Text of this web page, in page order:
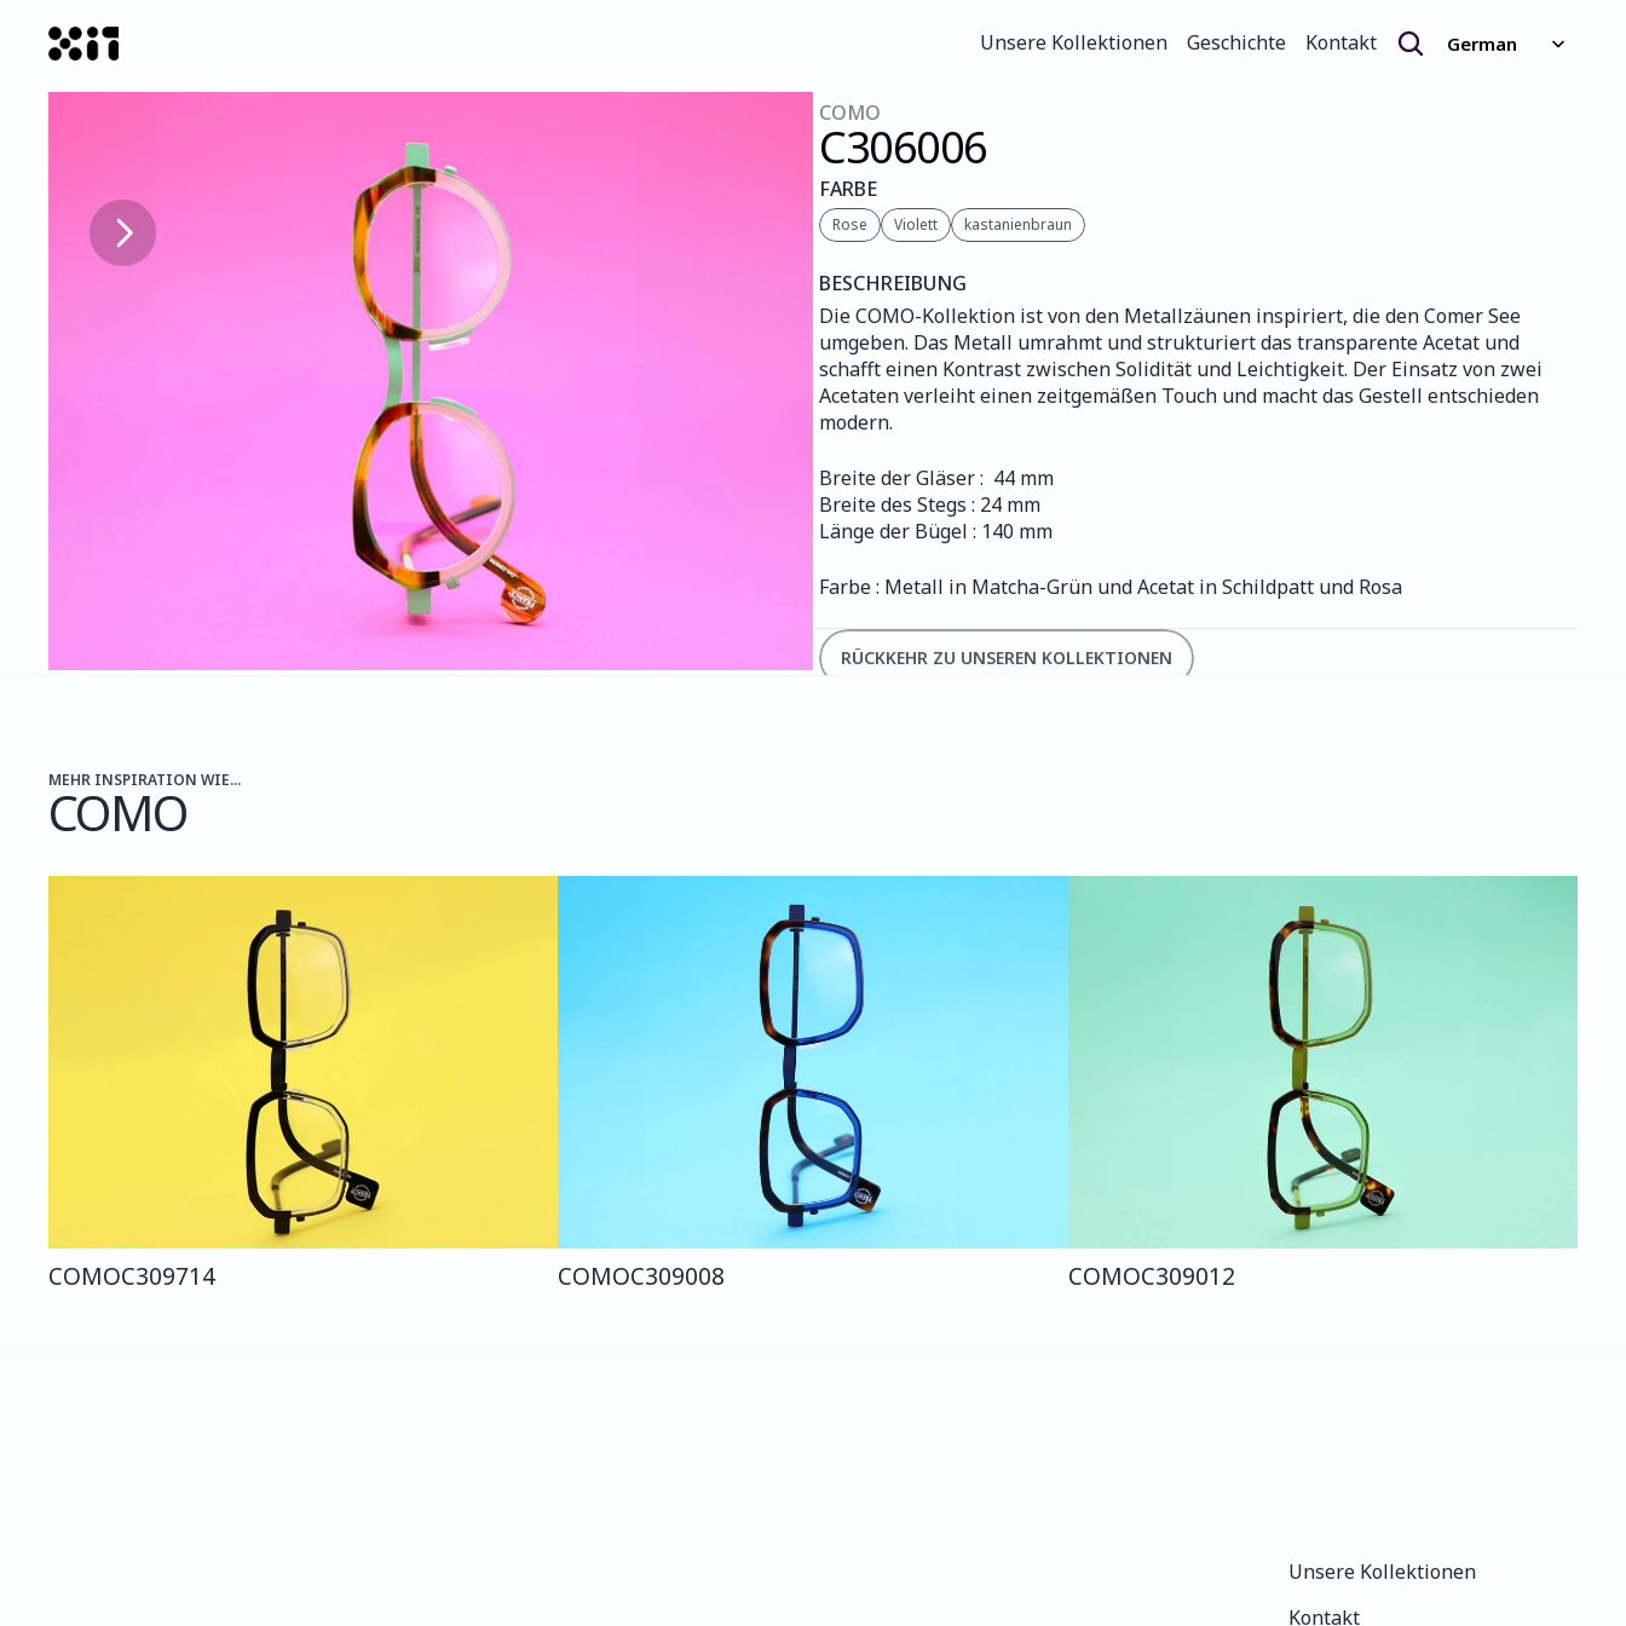
Unsere Kollektionen
Geschichte
Kontakt
German
COMO
C306006
FARBE
Rose Violett kastanienbraun
BESCHREIBUNG
Die COMO-Kollektion ist von den Metallzäunen inspiriert, die den Comer See
umgeben. Das Metall umrahmt und strukturiert das transparente Acetat und
schafft einen Kontrast zwischen Solidität und Leichtigkeit. Der Einsatz von zwei
Acetaten verleiht einen zeitgemäßen Touch und macht das Gestell entschieden
modern.
Breite der Gläser :  44 mm
Breite des Stegs : 24 mm
Länge der Bügel : 140 mm
Farbe : Metall in Matcha-Grün und Acetat in Schildpatt und Rosa
RÜCKKEHR ZU UNSEREN KOLLEKTIONEN
MEHR INSPIRATION WIE...
COMO
COMOC309714 COMOC309008 COMOC309012
Unsere Kollektionen
Kontakt